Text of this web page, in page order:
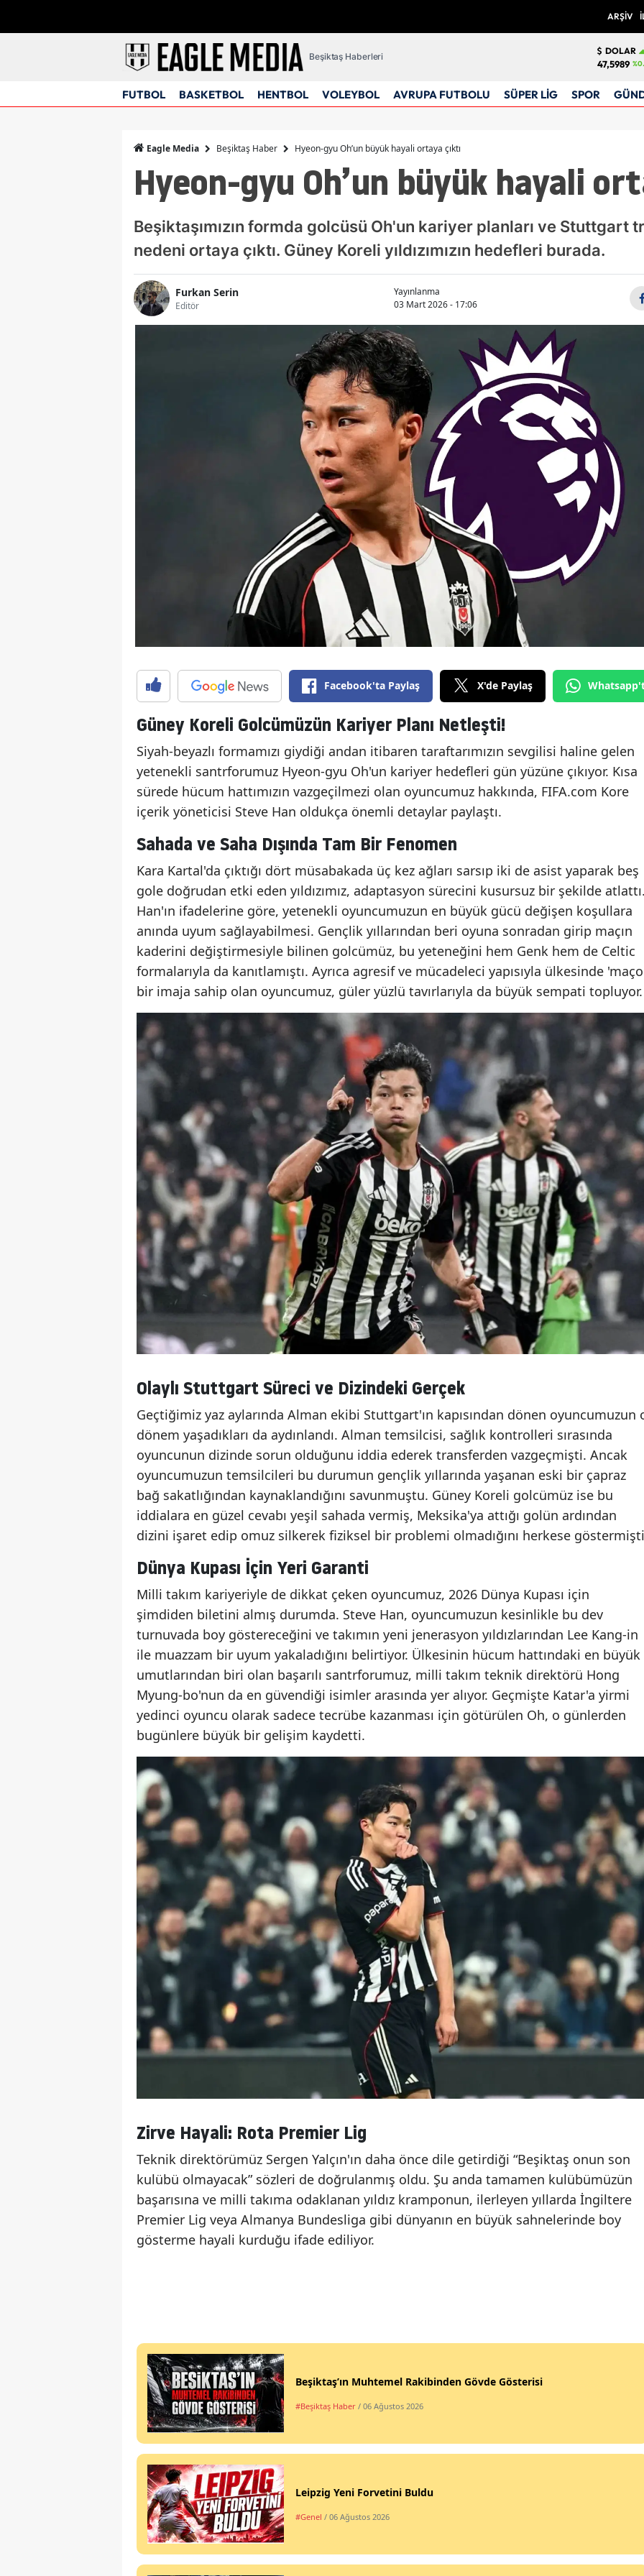
ARŞİV
Beşiktaş Haberleri
DOLAR
47,5989
FUTBOL BASKETBOL HENTBOL VOLEYBOL AVRUPA FUTBOLU SÜPER LİG SPOR
Eagle Media Beşiktaş Haber Hyeon-gyu Oh’un büyük hayali ortaya çıktı
Hyeon-gyu Oh’un büyük hayali
Beşiktaşımızın formda golcüsü Oh'un kariyer planları ve Stuttgart
nedeni ortaya çıktı. Güney Koreli yıldızımızın hedefleri burada.
Furkan Serin
Editör
Yayınlanma
03 Mart 2026 - 17:06
Facebook'ta Paylaş X'de Paylaş
Güney Koreli Golcümüzün Kariyer Planı Netleşti!
Siyah-beyazlı formamızı giydiği andan itibaren taraftarımızın sevgilisi haline gelen
yetenekli santrforumuz Hyeon-gyu Oh'un kariyer hedefleri gün yüzüne çıkıyor. Kısa
sürede hücum hattımızın vazgeçilmezi olan oyuncumuz hakkında, FIFA.com Kore
içerik yöneticisi Steve Han oldukça önemli detaylar paylaştı.
Sahada ve Saha Dışında Tam Bir Fenomen
Kara Kartal'da çıktığı dört müsabakada üç kez ağları sarsıp iki de asist yaparak beş
gole doğrudan etki eden yıldızımız, adaptasyon sürecini kusursuz bir şekilde
Han'ın ifadelerine göre, yetenekli oyuncumuzun en büyük gücü değişen koşullara
anında uyum sağlayabilmesi. Gençlik yıllarından beri oyuna sonradan girip maçın
kaderini değiştirmesiyle bilinen golcümüz, bu yeteneğini hem Genk hem de Celtic
formalarıyla da kanıtlamıştı. Ayrıca agresif ve mücadeleci yapısıyla ülkesinde
bir imaja sahip olan oyuncumuz, güler yüzlü tavırlarıyla da büyük sempati topluyor.
Olaylı Stuttgart Süreci ve Dizindeki Gerçek
Geçtiğimiz yaz aylarında Alman ekibi Stuttgart'ın kapısından dönen oyuncumuzun
dönem yaşadıkları da aydınlandı. Alman temsilcisi, sağlık kontrolleri sırasında
oyuncunun dizinde sorun olduğunu iddia ederek transferden vazgeçmişti. Ancak
oyuncumuzun temsilcileri bu durumun gençlik yıllarında yaşanan eski bir çapraz
bağ sakatlığından kaynaklandığını savunmuştu. Güney Koreli golcümüz ise bu
iddialara en güzel cevabı yeşil sahada vermiş, Meksika'ya attığı golün ardından
dizini işaret edip omuz silkerek fiziksel bir problemi olmadığını herkese
Dünya Kupası İçin Yeri Garanti
Milli takım kariyeriyle de dikkat çeken oyuncumuz, 2026 Dünya Kupası için
şimdiden biletini almış durumda. Steve Han, oyuncumuzun kesinlikle bu dev
turnuvada boy göstereceğini ve takımın yeni jenerasyon yıldızlarından Lee Kang-in
ile muazzam bir uyum yakaladığını belirtiyor. Ülkesinin hücum hattındaki en büyük
umutlarından biri olan başarılı santrforumuz, milli takım teknik direktörü Hong
Myung-bo'nun da en güvendiği isimler arasında yer alıyor. Geçmişte Katar'a yirmi
yedinci oyuncu olarak sadece tecrübe kazanması için götürülen Oh, o günlerden
bugünlere büyük bir gelişim kaydetti.
Zirve Hayali: Rota Premier Lig
Teknik direktörümüz Sergen Yalçın'ın daha önce dile getirdiği “Beşiktaş onun son
kulübü olmayacak” sözleri de doğrulanmış oldu. Şu anda tamamen kulübümüzün
başarısına ve milli takıma odaklanan yıldız kramponun, ilerleyen yıllarda İngiltere
Premier Lig veya Almanya Bundesliga gibi dünyanın en büyük sahnelerinde boy
gösterme hayali kurduğu ifade ediliyor.
Beşiktaş’ın Muhtemel Rakibinden Gövde Gösterisi
#Beşiktaş Haber / 06 Ağustos 2026
Leipzig Yeni Forvetini Buldu
#Genel / 06 Ağustos 2026